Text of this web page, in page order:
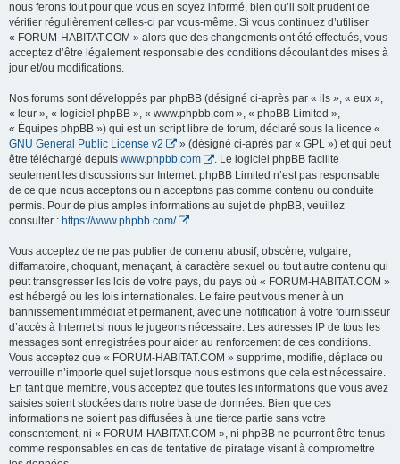
nous ferons tout pour que vous en soyez informé, bien qu’il soit prudent de
vérifier régulièrement celles-ci par vous-même. Si vous continuez d’utiliser
« FORUM-HABITAT.COM » alors que des changements ont été effectués, vous
acceptez d’être légalement responsable des conditions découlant des mises à
jour et/ou modifications.
Nos forums sont développés par phpBB (désigné ci-après par « ils », « eux »,
« leur », « logiciel phpBB », « www.phpbb.com », « phpBB Limited »,
« Équipes phpBB ») qui est un script libre de forum, déclaré sous la licence «
GNU General Public License v2
» (désigné ci-après par « GPL ») et qui peut
être téléchargé depuis www.phpbb.com
. Le logiciel phpBB facilite
seulement les discussions sur Internet. phpBB Limited n’est pas responsable
de ce que nous acceptons ou n’acceptons pas comme contenu ou conduite
permis. Pour de plus amples informations au sujet de phpBB, veuillez
consulter : https://www.phpbb.com/
Vous acceptez de ne pas publier de contenu abusif, obscène, vulgaire,
diffamatoire, choquant, menaçant, à caractère sexuel ou tout autre contenu qui
peut transgresser les lois de votre pays, du pays où « FORUM-HABITAT.COM »
est hébergé ou les lois internationales. Le faire peut vous mener à un
bannissement immédiat et permanent, avec une notification à votre fournisseur
d’accès à Internet si nous le jugeons nécessaire. Les adresses IP de tous les
messages sont enregistrées pour aider au renforcement de ces conditions.
Vous acceptez que « FORUM-HABITAT.COM » supprime, modifie, déplace ou
verrouille n’importe quel sujet lorsque nous estimons que cela est nécessaire.
En tant que membre, vous acceptez que toutes les informations que vous avez
saisies soient stockées dans notre base de données. Bien que ces
informations ne soient pas diffusées à une tierce partie sans votre
consentement, ni « FORUM-HABITAT.COM », ni phpBB ne pourront être tenus
comme responsables en cas de tentative de piratage visant à compromettre